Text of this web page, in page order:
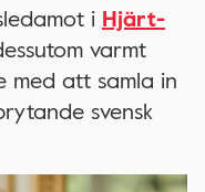
i Hjärt-
varmt
med att samla in
svensk